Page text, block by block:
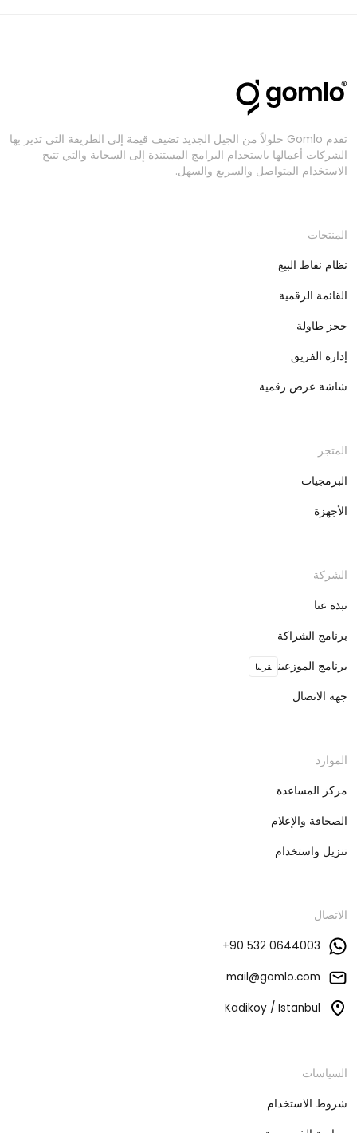
تقدم Gomlo حلولاً من الجيل الجديد تضيف قيمة إلى الطريقة التي تدير بها
الشركات أعمالها باستخدام البرامج المستندة إلى السحابة والتي تتيح
الاستخدام المتواصل والسريع والسهل.
المنتجات
نظام نقاط البيع
القائمة الرقمية
حجز طاولة
إدارة الفريق
شاشة عرض رقمية
المتجر
البرمجيات
الأجهزة
الشركة
نبذة عنا
برنامج الشراكة
برنامج الموزعين قريبا
جهة الاتصال
الموارد
مركز المساعدة
الصحافة والإعلام
تنزيل واستخدام
الاتصال
+90 532 0644003
mail@gomlo.com
Kadikoy / Istanbul
السياسات
شروط الاستخدام